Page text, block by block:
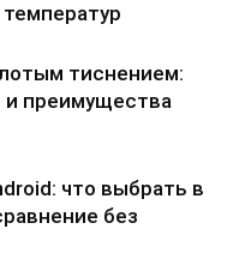
тиснением:
и преимущества
что выбрать в
без